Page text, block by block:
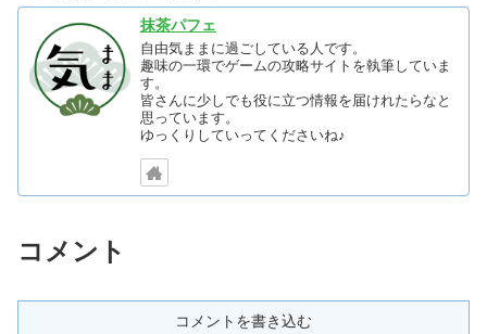
抹茶パフェ
自由気ままに過ごしている人です。
趣味の一環でゲームの攻略サイトを執筆していま
す。
皆さんに少しでも役に立つ情報を届けれたらなと
思っています。
ゆっくりしていってくださいね♪
コメント
コメントを書き込む